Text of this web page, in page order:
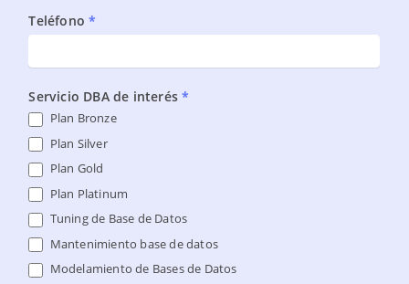
Teléfono*
Servicio DBA de interés*
Plan Bronze
Plan Silver
Plan Gold
Plan Platinum
Tuning de Base de Datos
Mantenimiento base de datos
Modelamiento de Bases de Datos